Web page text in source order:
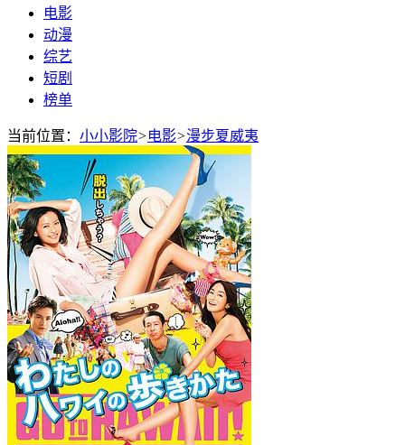
电影
动漫
综艺
短剧
榜单
当前位置： 小小影院>电影>漫步夏威夷